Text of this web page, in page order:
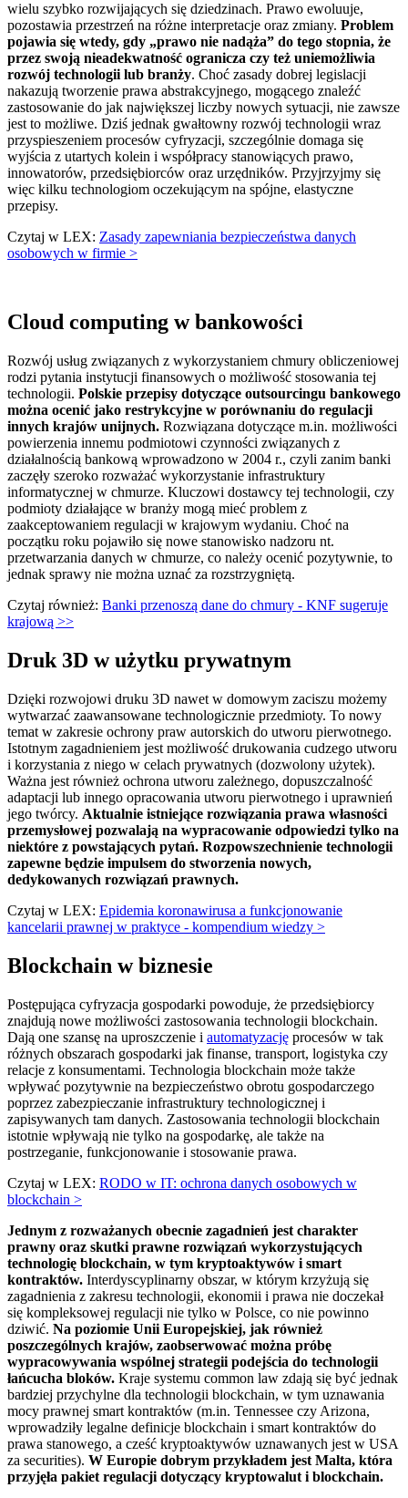
wielu szybko rozwijających się dziedzinach. Prawo ewoluuje,
pozostawia przestrzeń na różne interpretacje oraz zmiany. Problem
pojawia się wtedy, gdy „prawo nie nadąża” do tego stopnia, że
przez swoją nieadekwatność ogranicza czy też uniemożliwia
rozwój technologii lub branży. Choć zasady dobrej legislacji
nakazują tworzenie prawa abstrakcyjnego, mogącego znaleźć
zastosowanie do jak największej liczby nowych sytuacji, nie zawsze
jest to możliwe. Dziś jednak gwałtowny rozwój technologii wraz
przyspieszeniem procesów cyfryzacji, szczególnie domaga się
wyjścia z utartych kolein i współpracy stanowiących prawo,
innowatorów, przedsiębiorców oraz urzędników. Przyjrzyjmy się
więc kilku technologiom oczekującym na spójne, elastyczne
przepisy.
Czytaj w LEX: Zasady zapewniania bezpieczeństwa danych
osobowych w firmie >
Cloud computing w bankowości
Rozwój usług związanych z wykorzystaniem chmury obliczeniowej
rodzi pytania instytucji finansowych o możliwość stosowania tej
technologii. Polskie przepisy dotyczące outsourcingu bankowego
można ocenić jako restrykcyjne w porównaniu do regulacji
innych krajów unijnych. Rozwiązana dotyczące m.in. możliwości
powierzenia innemu podmiotowi czynności związanych z
działalnością bankową wprowadzono w 2004 r., czyli zanim banki
zaczęły szeroko rozważać wykorzystanie infrastruktury
informatycznej w chmurze. Kluczowi dostawcy tej technologii, czy
podmioty działające w branży mogą mieć problem z
zaakceptowaniem regulacji w krajowym wydaniu. Choć na
początku roku pojawiło się nowe stanowisko nadzoru nt.
przetwarzania danych w chmurze, co należy ocenić pozytywnie, to
jednak sprawy nie można uznać za rozstrzygniętą.
Czytaj również: Banki przenoszą dane do chmury - KNF sugeruje
krajową >>
Druk 3D w użytku prywatnym
Dzięki rozwojowi druku 3D nawet w domowym zaciszu możemy
wytwarzać zaawansowane technologicznie przedmioty. To nowy
temat w zakresie ochrony praw autorskich do utworu pierwotnego.
Istotnym zagadnieniem jest możliwość drukowania cudzego utworu
i korzystania z niego w celach prywatnych (dozwolony użytek).
Ważna jest również ochrona utworu zależnego, dopuszczalność
adaptacji lub innego opracowania utworu pierwotnego i uprawnień
jego twórcy. Aktualnie istniejące rozwiązania prawa własności
przemysłowej pozwalają na wypracowanie odpowiedzi tylko na
niektóre z powstających pytań. Rozpowszechnienie technologii
zapewne będzie impulsem do stworzenia nowych,
dedykowanych rozwiązań prawnych.
Czytaj w LEX: Epidemia koronawirusa a funkcjonowanie
kancelarii prawnej w praktyce - kompendium wiedzy >
Blockchain w biznesie
Postępująca cyfryzacja gospodarki powoduje, że przedsiębiorcy
znajdują nowe możliwości zastosowania technologii blockchain.
Dają one szansę na uproszczenie i automatyzację procesów w tak
różnych obszarach gospodarki jak finanse, transport, logistyka czy
relacje z konsumentami. Technologia blockchain może także
wpływać pozytywnie na bezpieczeństwo obrotu gospodarczego
poprzez zabezpieczanie infrastruktury technologicznej i
zapisywanych tam danych. Zastosowania technologii blockchain
istotnie wpływają nie tylko na gospodarkę, ale także na
postrzeganie, funkcjonowanie i stosowanie prawa.
Czytaj w LEX: RODO w IT: ochrona danych osobowych w
blockchain >
Jednym z rozważanych obecnie zagadnień jest charakter
prawny oraz skutki prawne rozwiązań wykorzystujących
technologię blockchain, w tym kryptoaktywów i smart
kontraktów. Interdyscyplinarny obszar, w którym krzyżują się
zagadnienia z zakresu technologii, ekonomii i prawa nie doczekał
się kompleksowej regulacji nie tylko w Polsce, co nie powinno
dziwić. Na poziomie Unii Europejskiej, jak również
poszczególnych krajów, zaobserwować można próbę
wypracowywania wspólnej strategii podejścia do technologii
łańcucha bloków. Kraje systemu common law zdają się być jednak
bardziej przychylne dla technologii blockchain, w tym uznawania
mocy prawnej smart kontraktów (m.in. Tennessee czy Arizona,
wprowadziły legalne definicje blockchain i smart kontraktów do
prawa stanowego, a cześć kryptoaktywów uznawanych jest w USA
za securities). W Europie dobrym przykładem jest Malta, która
przyjęła pakiet regulacji dotyczący kryptowalut i blockchain.